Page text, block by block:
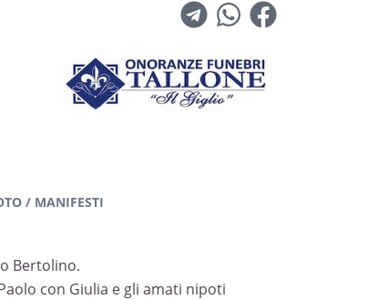
/ MANIFESTI
Bertolino.
con Giulia e gli amati nipoti